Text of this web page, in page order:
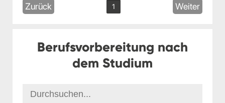
Zurück 1 Weiter
Berufsvorbereitung nach
dem Studium